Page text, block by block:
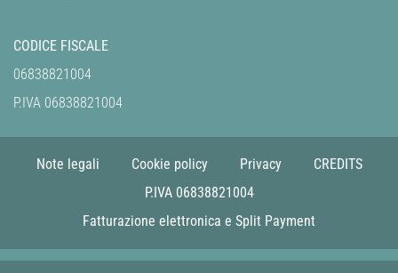
CODICE FISCALE
06838821004
P.IVA 06838821004
Note legali Cookie policy Privacy
CREDITS
P.IVA 06838821004
Fatturazione elettronica e Split Payment